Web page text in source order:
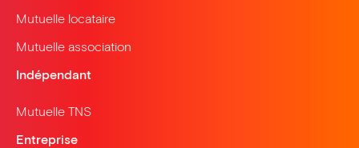
Mutuelle locataire
Mutuelle association
Indépendant
Mutuelle TNS
Entreprise